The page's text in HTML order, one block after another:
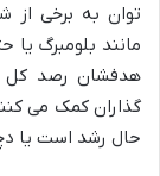
توان به برخی
مانند بلومبرگ یا
هدفشان رصد کل
گذاران کمک می
حال رشد است یا